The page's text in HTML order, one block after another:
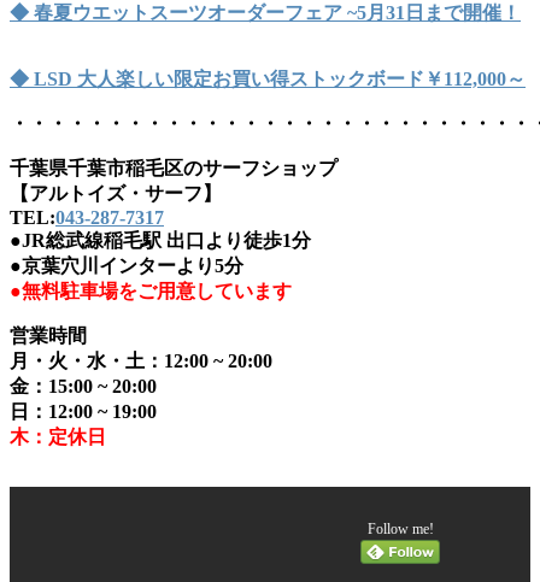
◆ 春夏ウエットスーツオーダーフェア ~5月31日まで開催！
◆ LSD 大人楽しい限定お買い得ストックボード￥112,000～
・・・・・・・・・・・・・・・・・・・・・・・・・・
千葉県千葉市稲毛区のサーフショップ
【アルトイズ・サーフ】
TEL:043-287-7317
●JR総武線稲毛駅 出口より徒歩1分
●京葉穴川インターより5分
●無料駐車場をご用意しています
営業時間
月・火・水・土：12:00 ~ 20:00
金：15:00 ~ 20:00
日：12:00 ~ 19:00
木：定休日
Follow me!